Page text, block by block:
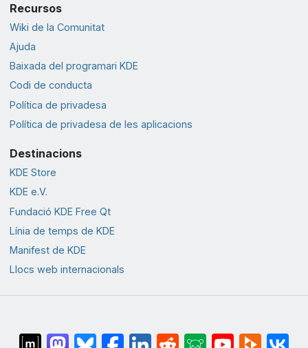
Recursos
Wiki de la Comunitat
Ajuda
Baixada del programari KDE
Codi de conducta
Política de privadesa
Política de privadesa de les aplicacions
Destinacions
KDE Store
KDE e.V.
Fundació KDE Free Qt
Línia de temps de KDE
Manifest de KDE
Llocs web internacionals